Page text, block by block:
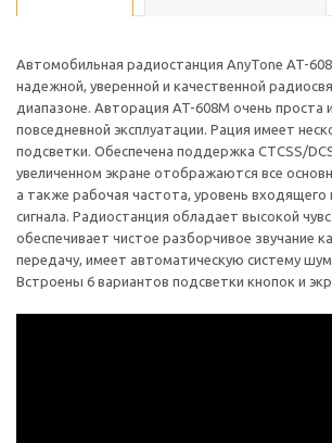
Автомобильная радиостанция AnyTone AT-
надежной, уверенной и качественной
диапазоне. Авторация AT-608M очень проста
повседневной эксплуатации. Рация имеет
подсветки. Обеспечена поддержка CTCSS/
увеличенном экране отображаются все
а также рабочая частота, уровень входящего
сигнала. Радиостанция обладает высокой
обеспечивает чистое разборчивое звучание
передачу, имеет автоматическую систему
Встроены 6 вариантов подсветки кнопок и